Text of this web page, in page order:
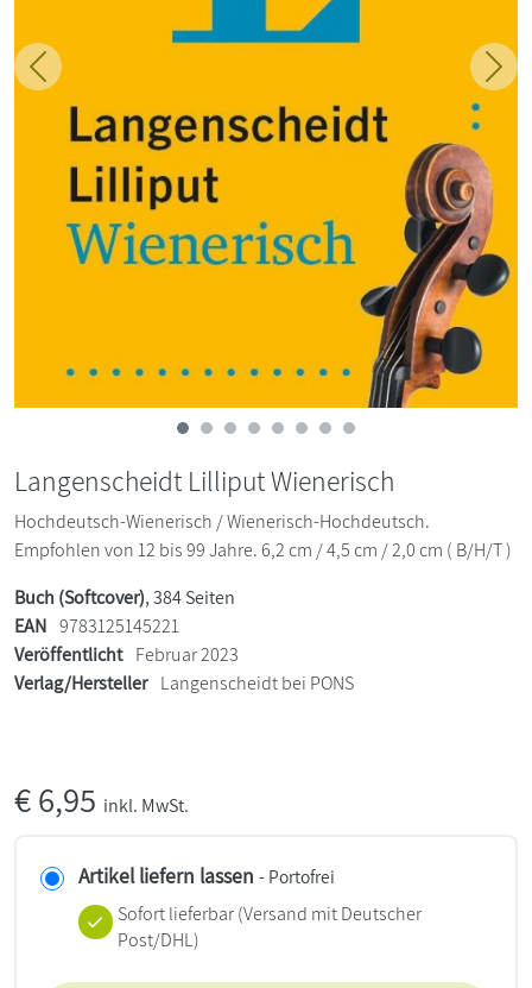
Zurück
Langenscheidt Lilliput Wienerisch
Hochdeutsch-Wienerisch / Wienerisch-Hochdeutsch.
Empfohlen von 12 bis 99 Jahre. 6,2 cm / 4,5 cm / 2,0 cm ( B/H/T )
Buch (Softcover), 384 Seiten
EAN 9783125145221
Veröffentlicht Februar 2023
Verlag/Hersteller Langenscheidt bei PONS
€6,95 inkl. MwSt.
Artikel liefern lassen - Portofrei
Sofort lieferbar(Versand mit Deutscher
Post/DHL)